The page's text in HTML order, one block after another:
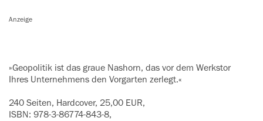
Anzeige
»Geopolitik ist das graue Nashorn, das vor dem Werkstor
Ihres Unternehmens den Vorgarten zerlegt.«
240 Seiten, Hardcover, 25,00 EUR,
ISBN: 978-3-86774-843-8,